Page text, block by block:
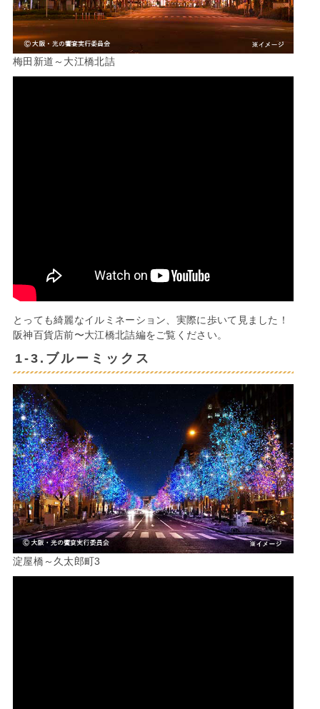
梅田新道～大江橋北詰
とっても綺麗なイルミネーション、実際に歩いて見ました！
阪神百貨店前〜大江橋北詰編をご覧ください。
1-3.ブルーミックス
淀屋橋～久太郎町3